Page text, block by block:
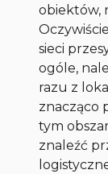
obiektów,
sieci
ogóle,
razu z
znacząco
tym
znaleźć